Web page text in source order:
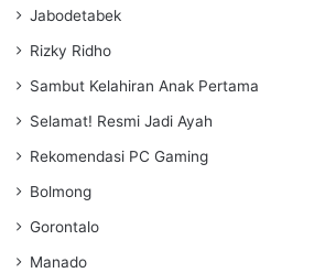
Jabodetabek
Rizky Ridho
Sambut Kelahiran Anak Pertama
Selamat! Resmi Jadi Ayah
Rekomendasi PC Gaming
Bolmong
Gorontalo
Manado